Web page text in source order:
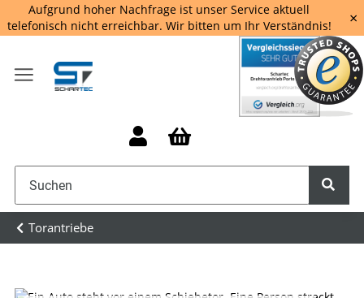
Aufgrund hoher Nachfrage ist unser Service aktuell
telefonisch nicht erreichbar. Wir bitten um Ihr Verständnis!
×
Torantriebe